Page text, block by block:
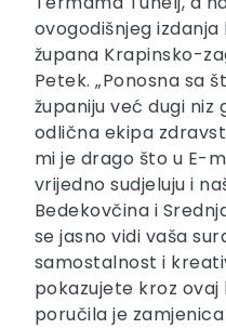
ovogodišnjeg
župana Krapinsko-
Petek. „Ponosna sa
županiju već dugi niz
odlična ekipa
mi je drago što u E-
vrijedno sudjeluju i
Bedekovčina i
se jasno vidi vaša
samostalnost i
pokazujete kroz
poručila je